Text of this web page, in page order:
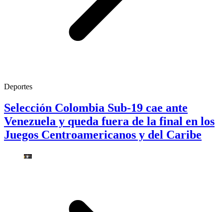
Deportes
Selección Colombia Sub-19 cae ante
Venezuela y queda fuera de la final en los
Juegos Centroamericanos y del Caribe